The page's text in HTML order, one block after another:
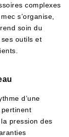
complexes
s’organise,
soin du
outils et
d’une
pertinent
pression des